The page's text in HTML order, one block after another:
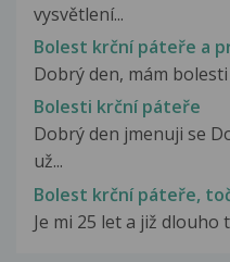
vysvětlení...
Bolest krční páteře a
Dobrý den, mám
Bolesti krční páteře
Dobrý den jmenuji se
už...
Bolest krční páteře,
Je mi 25 let a již